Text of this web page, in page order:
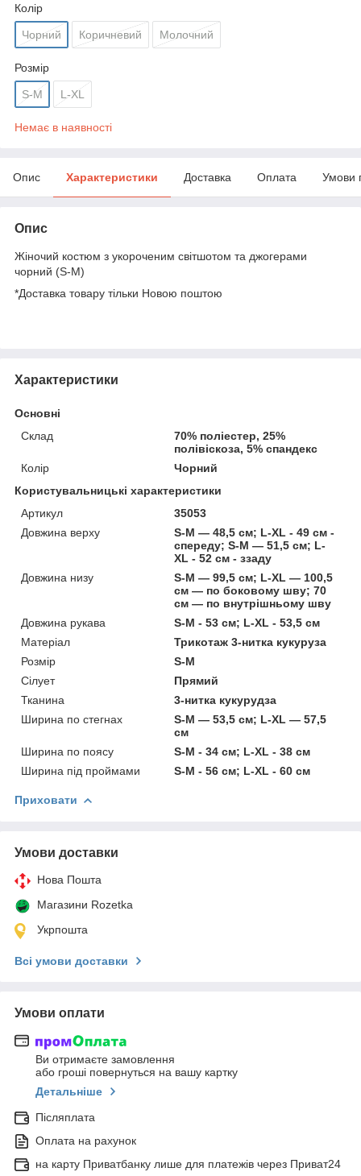
Колір
Чорний Коричневий Молочний
Розмір
S-M L-XL
Немає в наявності
Опис Характеристики Доставка Оплата Умови
Опис
Жіночий костюм з укороченим світшотом та джогерами
чорний (S-M)
*Доставка товару тільки Новою поштою
Характеристики
Основні
Склад
70% поліестер, 25%
полівіскоза, 5% спандекс
Колір
Чорний
Користувальницькі характеристики
Артикул
35053
Довжина верху
S-M — 48,5 см; L-XL - 49 см -
спереду; S-M — 51,5 см; L-
XL - 52 см - ззаду
Довжина низу
S-M — 99,5 см; L-XL — 100,5
см — по боковому шву; 70
см — по внутрішньому шву
Довжина рукава
S-M - 53 см; L-ХL - 53,5 см
Матеріал
Трикотаж 3-нитка кукуруза
Розмір
S-M
Сілует
Прямий
Тканина
3-нитка кукурудза
Ширина по стегнах
S-M — 53,5 см; L-ХL — 57,5
см
Ширина по поясу
S-M - 34 см; L-ХL - 38 см
Ширина під проймами
S-M - 56 см; L-ХL - 60 см
Приховати
Умови доставки
Нова Пошта
Магазини Rozetka
Укрпошта
Всі умови доставки
Умови оплати
Ви отримаєте замовлення
або гроші повернуться на вашу картку
Детальніше
Післяплата
Оплата на рахунок
на карту Приватбанку лише для платежів через Приват24